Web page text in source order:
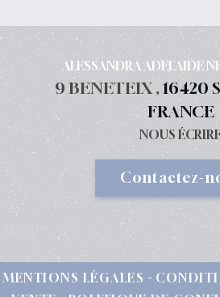
ALESSANDRA ADELAIDE
9 BENETEIX ,16420
FRANCE
NOUS
Contactez-
MENTIONS LÉGALES